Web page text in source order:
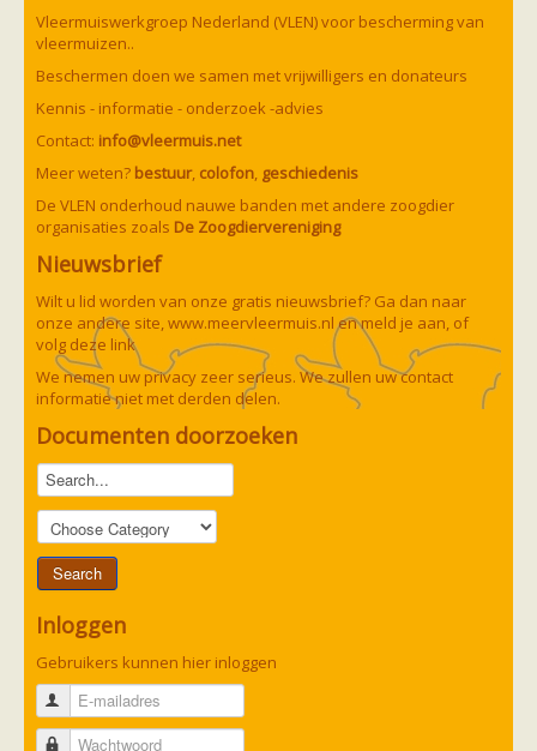
Vleermuiswerkgroep Nederland (VLEN) voor bescherming van
vleermuizen..
Beschermen doen we samen met vrijwilligers en donateurs
Kennis - informatie - onderzoek -advies
Contact: info@vleermuis.net
Meer weten? bestuur, colofon geschiedenis
De VLEN onderhoud nauwe banden met andere zoogdier
organisaties zoals De Zoogdiervereniging
Nieuwsbrief
Wilt u lid worden van onze gratis nieuwsbrief? Ga dan naar
onze andere site, www.meervleermuis.nlen meld je aan, of
volg deze link
We nemen uw privacy zeer serieus. We zullen uw contact
informatie niet met derden delen.
Documenten doorzoeken
Inloggen
Gebruikers kunnen hier inloggen
E-mailadres
Wachtwoord